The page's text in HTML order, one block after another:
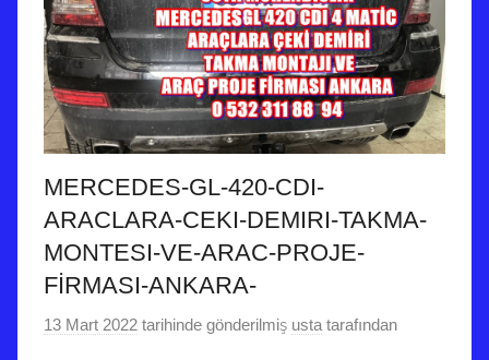
MERCEDES-GL-420-CDI-
ARACLARA-CEKI-DEMIRI-TAKMA-
MONTESI-VE-ARAC-PROJE-
FİRMASI-ANKARA-
13 Mart 2022 tarihinde gönderilmiş usta tarafından